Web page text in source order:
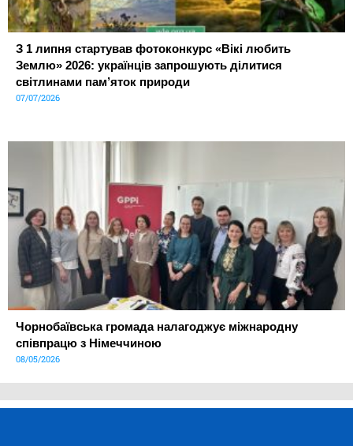
З 1 липня стартував фотоконкурс «Вікі любить
Землю» 2026: українців запрошують ділитися
світлинами пам’яток природи
07/07/2026
Чорнобаївська громада налагоджує міжнародну
співпрацю з Німеччиною
08/05/2026